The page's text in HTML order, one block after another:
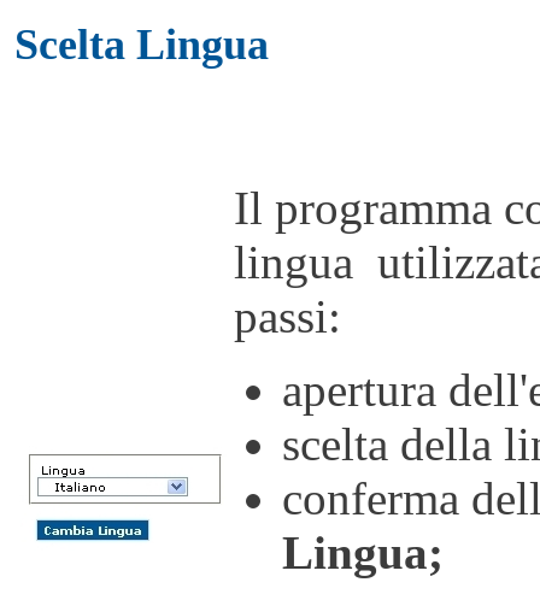
Scelta Lingua
Il programma
lingua
passi:
apertura
scelta della
conferma
Lingua;